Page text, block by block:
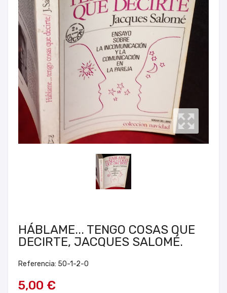
HÁBLAME... TENGO COSAS QUE
DECIRTE, JACQUES SALOMÉ.
Referencia: 50-1-2-0
5,00 €